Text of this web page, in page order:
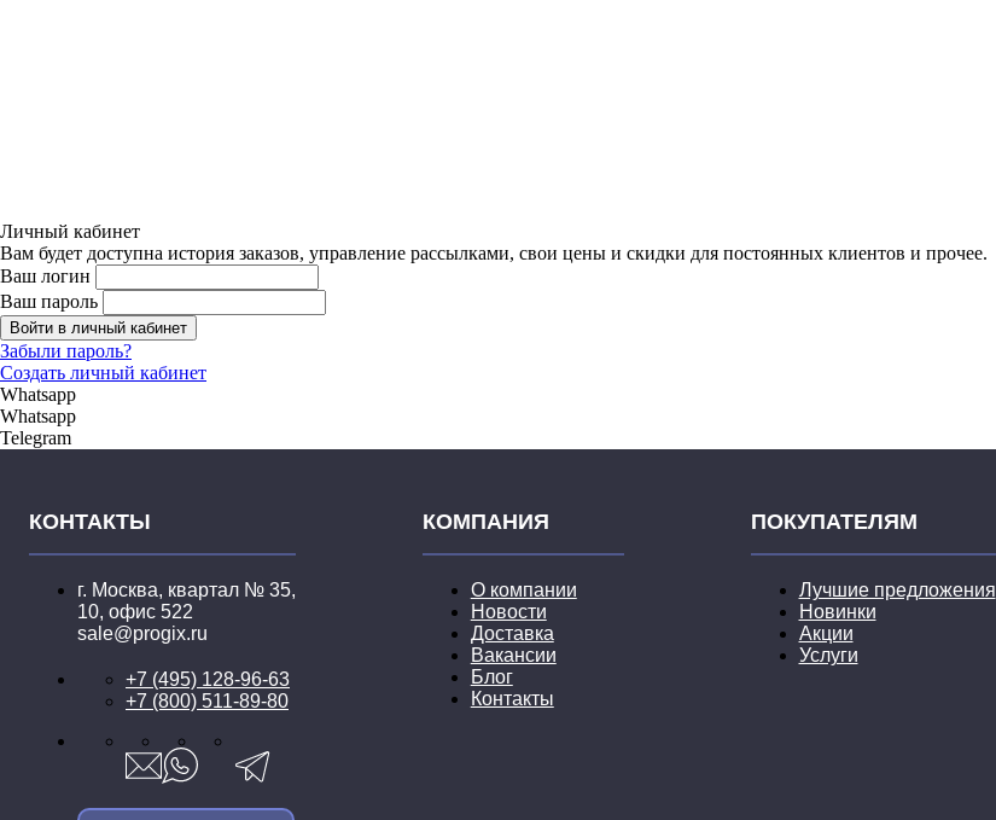
КОНТАКТЫ
г. Москва, квартал № 35,
10, офис 522
sale@progix.ru
+7 (495) 128-96-63
+7 (800) 511-89-80
КОМПАНИЯ
О компании
Новости
Доставка
Вакансии
Блог
Контакты
ПОКУПАТЕЛЯМ
Лучшие предложения
Новинки
Акции
Услуги
Личный кабинет
Вам будет доступна история заказов, управление рассылками, свои цены и скидки для постоянных клиентов и прочее.
Ваш логин
Ваш пароль
Войти в личный кабинет
Забыли пароль?
Создать личный кабинет
Whatsapp
Whatsapp
Telegram